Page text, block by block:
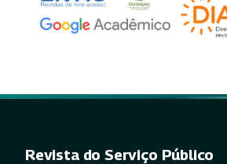
Revista do Serviço Público